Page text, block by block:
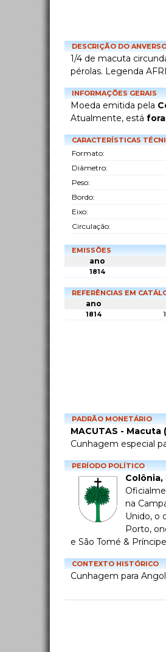
DESCRIÇÃO DO
1/4 de macuta
pérolas. Legenda
INFORMAÇÕES GERAIS
Moeda emitida pela
Atualmente, está
CARACTERÍSTICAS
Formato:
Diâmetro:
Peso:
Bordo:
Eixo:
Circulação:
EMISSÕES
ano
1814
REFERÊNCIAS EM
ano
1814
PADRÃO MONETÁRIO
MACUTAS -
Cunhagem especial
PERÍODO POLÍTICO
Colônia,
na
Unido, o
Porto,
e São Tomé &
CONTEXTO HISTÓRICO
Cunhagem para